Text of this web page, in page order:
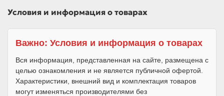
Условия и информация о товарах
Важно: Условия и информация о товарах
Вся информация, представленная на сайте, размещена с
целью ознакомления и не является публичной офертой.
Характеристики, внешний вид и комплектация товаров
могут изменяться производителями без